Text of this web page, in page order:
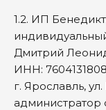
1.2. ИП
Дмитрий
ИНН:
г. Ярославль,
администратор